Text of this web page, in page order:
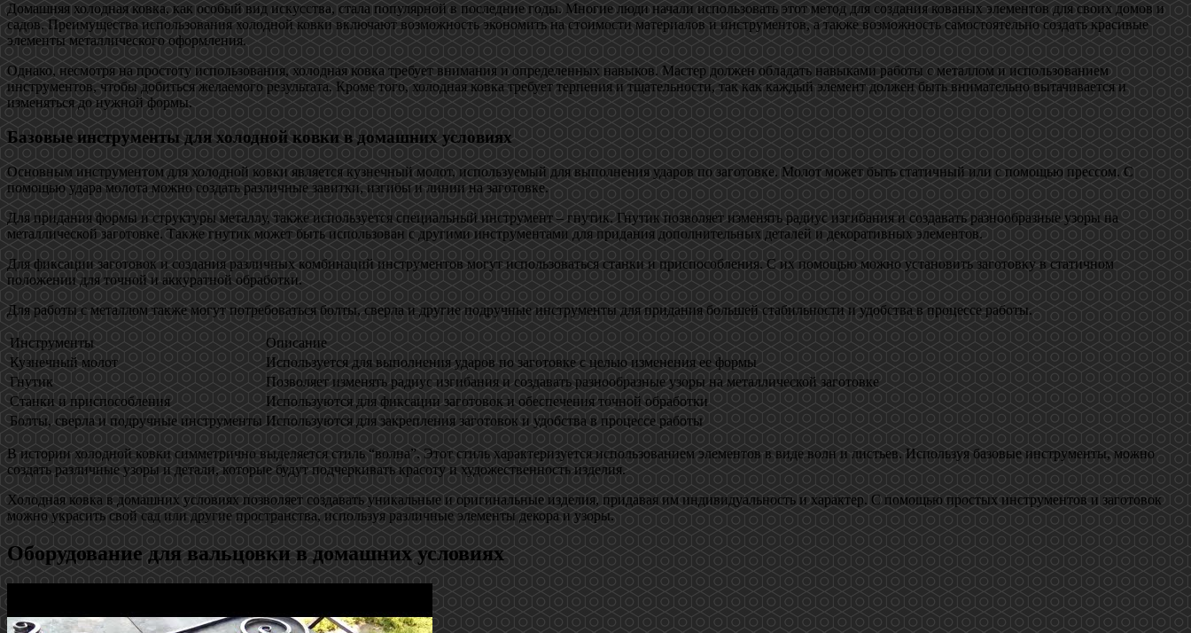
Домашняя холодная ковка, как особый вид искусства, стала популярной в последние годы. Многие люди начали использовать этот метод для создания кованых элементов для своих домов и
садов. Преимущества использования холодной ковки включают возможность экономить на стоимости материалов и инструментов, а также возможность самостоятельно создать красивые
элементы металлического оформления.
Однако, несмотря на простоту использования, холодная ковка требует внимания и определенных навыков. Мастер должен обладать навыками работы с металлом и использованием
инструментов, чтобы добиться желаемого результата. Кроме того, холодная ковка требует терпения и тщательности, так как каждый элемент должен быть внимательно вытачивается и
изменяться до нужной формы.
Базовые инструменты для холодной ковки в домашних условиях
Основным инструментом для холодной ковки является кузнечный молот, используемый для выполнения ударов по заготовке. Молот может быть статичный или с помощью прессом. С
помощью удара молота можно создать различные завитки, изгибы и линии на заготовке.
Для придания формы и структуры металлу, также используется специальный инструмент – гнутик. Гнутик позволяет изменять радиус изгибания и создавать разнообразные узоры на
металлической заготовке. Также гнутик может быть использован с другими инструментами для придания дополнительных деталей и декоративных элементов.
Для фиксации заготовок и создания различных комбинаций инструментов могут использоваться станки и приспособления. С их помощью можно установить заготовку в статичном
положении для точной и аккуратной обработки.
Для работы с металлом также могут потребоваться болты, сверла и другие подручные инструменты для придания большей стабильности и удобства в процессе работы.
Инструменты
Описание
Кузнечный молот
Используется для выполнения ударов по заготовке с целью изменения ее формы
Гнутик
Позволяет изменять радиус изгибания и создавать разнообразные узоры на металлической заготовке
Станки и приспособления
Используются для фиксации заготовок и обеспечения точной обработки
Болты, сверла и подручные инструменты Используются для закрепления заготовок и удобства в процессе работы
В истории холодной ковки симметрично выделяется стиль “волна”. Этот стиль характеризуется использованием элементов в виде волн и листьев. Используя базовые инструменты, можно
создать различные узоры и детали, которые будут подчеркивать красоту и художественность изделия.
Холодная ковка в домашних условиях позволяет создавать уникальные и оригинальные изделия, придавая им индивидуальность и характер. С помощью простых инструментов и заготовок
можно украсить свой сад или другие пространства, используя различные элементы декора и узоры.
Оборудование для вальцовки в домашних условиях